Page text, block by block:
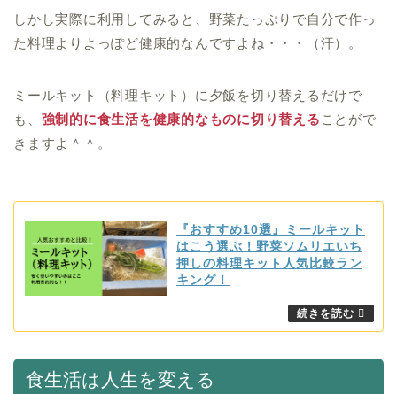
しかし実際に利用してみると、野菜たっぷりで自分で作っ
た料理よりよっぽど健康的なんですよね・・・（汗）。
ミールキット（料理キット）に夕飯を切り替えるだけで
も、 強制的に食生活を健康的なものに切り替える ことがで
きますよ＾＾。
『おすすめ10選』ミールキット
はこう選ぶ！野菜ソムリエいち
押しの料理キット人気比較ラン
キング！
食生活は人生を変える